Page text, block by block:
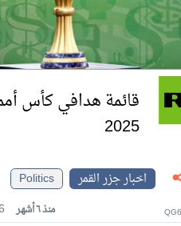
قائمة هدافي كأس
2025
اخبار جزر القمر
Politics
منذ ٦ أشهر